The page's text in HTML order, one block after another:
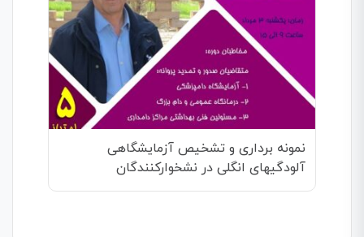
نمونه برداری و تشخیص آزمایشگاهی
آلودگیهای انگلی در نشخوارکنندگان